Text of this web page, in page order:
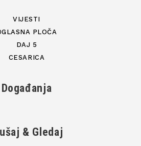
VIJESTI
PLOČA
DAJ 5
CESARICA
Događanja
& Gledaj